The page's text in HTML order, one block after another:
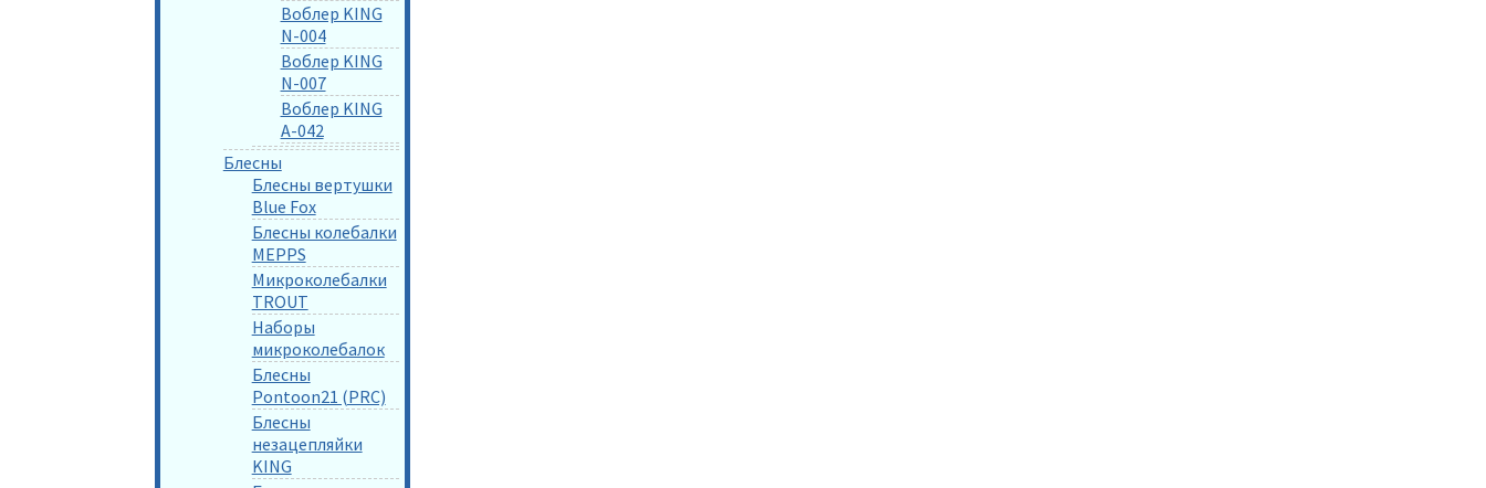
Воблер KING
N-004
Воблер KING
N-007
Воблер KING
A-042
Блесны
Блесны вертушки
Blue Fox
Блесны колебалки
MEPPS
Микроколебалки
TROUT
Наборы
микроколебалок
Блесны
Pontoon21 (PRC)
Блесны
незацепляйки
KING